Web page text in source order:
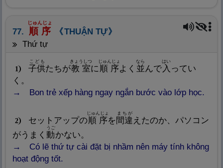
77. 順 序
じゅんじょ
THUẬN TỰ
thứ tự
1 子供
Nghĩa: Tùy tùng, hầu hạ, dâng
こども
たちが教室
きょうしつ
に順 序
じゅんじょ
よく 並
なら
んで入
はい
ってい
く。
Bon trẻ xếp hàng ngay ngắn bước vào lớp học.
2 セットアップの順 序
じゅんじょ
を 間
Nghĩa: Khoảng, ở giữa, bên
違
まちが
えたのか、パソコン
がうまく 動
うご
かない。
Có lẽ thứ tự cài đặt bị nhầm nên máy tính không
hoạt động tốt.